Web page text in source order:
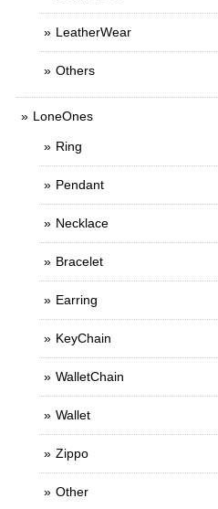
LeatherWear
Others
LoneOnes
Ring
Pendant
Necklace
Bracelet
Earring
KeyChain
WalletChain
Wallet
Zippo
Other